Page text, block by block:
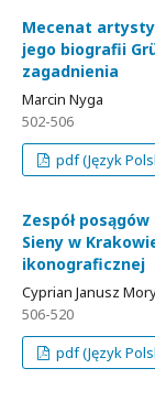
Mecenat
jego biografii
zagadnienia
Marcin Nyga
502-506
pdf (Język
Zespół
Sieny w
ikonograficznej
Cyprian Janusz
506-520
pdf (Język